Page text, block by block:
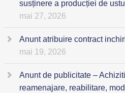
susținere a producției de
mai 27, 2026
Anunt atribuire contract
mai 19, 2026
Anunt de publicitate –
reamenajare, reabilitare,